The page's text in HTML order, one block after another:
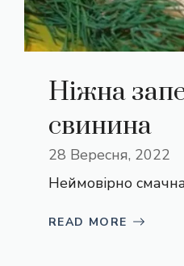
Ніжна
свинина
28 Вересня, 2022
Неймовірно
READ MORE